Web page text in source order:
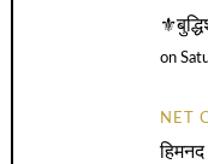
on
NET
हिमनद